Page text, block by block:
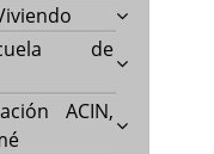
de
ACIN,